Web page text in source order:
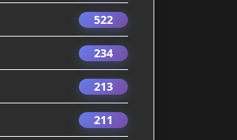
522
234
213
211